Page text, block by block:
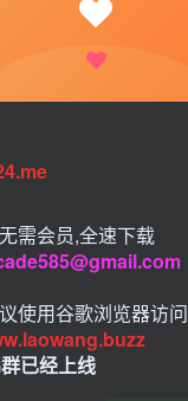
引流，无弹窗。
iBXITtvhn8d
需会员,全速下载
使用谷歌浏览器访问
已经上线